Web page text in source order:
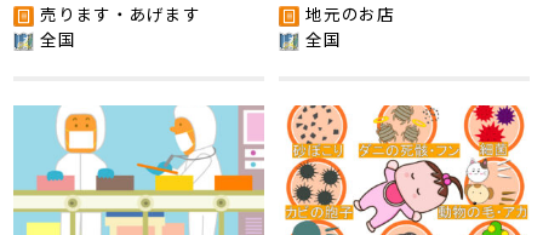
売ります・あげます
全国
地元のお店
全国